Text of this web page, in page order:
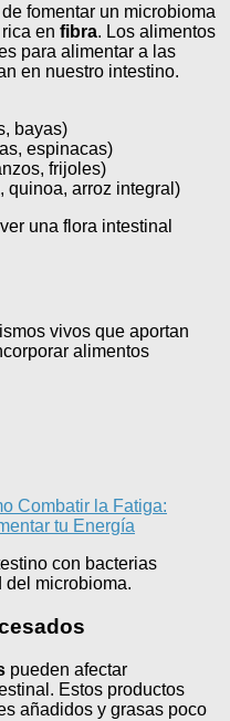
fomentar un microbioma
en fibra. Los alimentos
para alimentar a las
en nuestro intestino.
bayas)
espinacas)
frijoles)
quinoa, arroz integral)
una flora intestinal
vivos que aportan
alimentos
Combatir la Fatiga:
tu Energía
con bacterias
del microbioma.
pueden afectar
Estos productos
añadidos y grasas poco